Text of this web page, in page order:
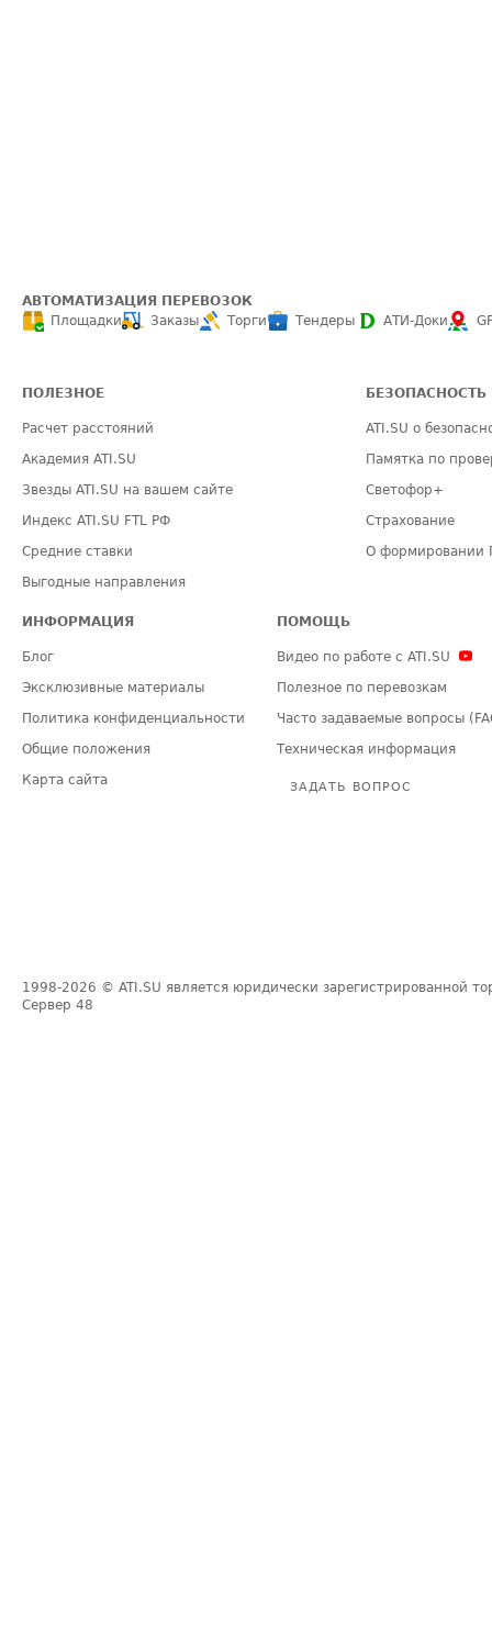
АВТОМАТИЗАЦИЯ ПЕРЕВОЗОК
Площадки
Заказы Торги Тендеры АТИ-Доки
ПОЛЕЗНОЕ
Расчет расстояний
Академия ATI.SU
Звезды ATI.SU на вашем сайте
Индекс ATI.SU FTL РФ
Средние ставки
Выгодные направления
БЕЗОПАСНОСТЬ
ATI.SU о
Памятка по
Светофор+
Страхование
О формировании
ИНФОРМАЦИЯ
Блог
Эксклюзивные материалы
Политика конфиденциальности
Общие положения
Карта сайта
ПОМОЩЬ
Видео по работе с ATI.SU
Полезное по перевозкам
Часто задаваемые вопросы
Техническая информация
ЗАДАТЬ ВОПРОС
1998-2026 © ATI.SU является юридически зарегистрированной
Сервер 48